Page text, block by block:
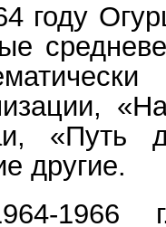
году
«Путь
другие.
1966